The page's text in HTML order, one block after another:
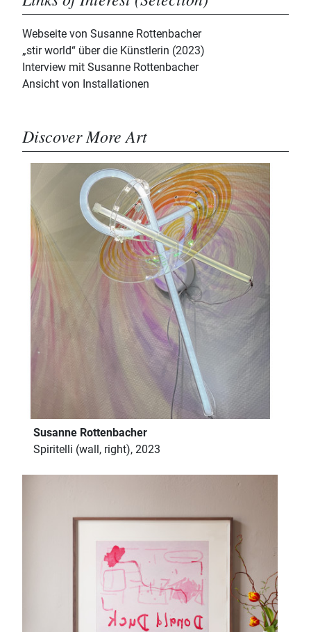
Webseite von Susanne Rottenbacher
„stir world“ über die Künstlerin (2023)
Interview mit Susanne Rottenbacher
Ansicht von Installationen
Discover More Art
Susanne Rottenbacher
Spiritelli (wall, right), 2023